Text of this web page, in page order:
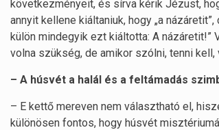
következményeit, és sírva kérik Jézust,
annyit kellene kiáltaniuk, hogy „a
külön mindegyik ezt kiáltotta: A názáretit!”
volna szükség, de amikor szólni, tenni
– A húsvét a halál és a feltámadás
– E kettő mereven nem választható el,
különösen fontos, hogy húsvét